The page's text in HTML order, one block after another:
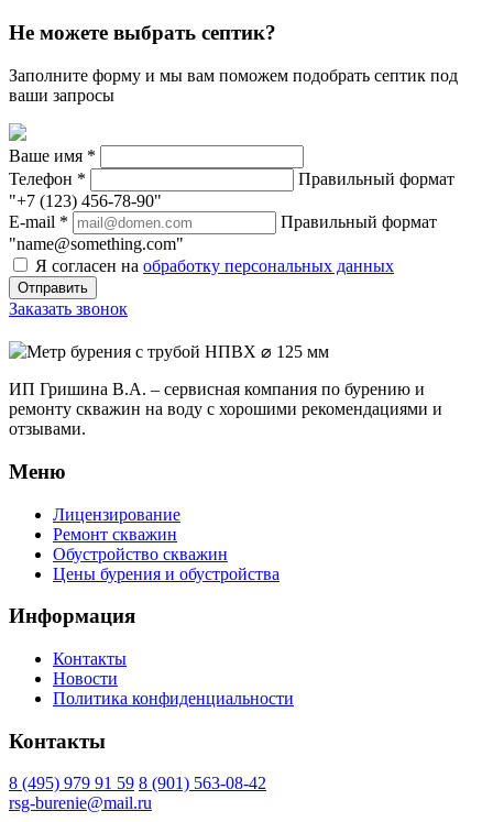
Не можете выбрать септик?
Заполните форму и мы вам поможем подобрать септик под
ваши запросы
Ваше имя *
Телефон *
Правильный формат
"+7 (123) 456-78-90"
E-mail *
Правильный формат
"name@something.com"
Я согласен на обработку персональных данных
Заказать звонок
ИП Гришина В.А. – сервисная компания по бурению и
ремонту скважин на воду с хорошими рекомендациями и
отзывами.
Меню
Лицензирование
Ремонт скважин
Обустройство скважин
Цены бурения и обустройства
Информация
Контакты
Новости
Политика конфиденциальности
Контакты
8 (495) 979 91 59 8 (901) 563-08-42
rsg-burenie@mail.ru